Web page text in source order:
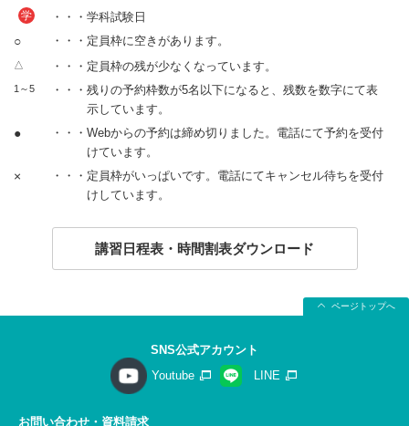
学 ・・・学科試験日
○ ・・・定員枠に空きがあります。
△ ・・・定員枠の残が少なくなっています。
1～5
・・・残りの予約枠数が5名以下になると、残数を数字にて表
示しています。
●
・・・Webからの予約は締め切りました。電話にて予約を受付
けています。
×
・・・定員枠がいっぱいです。電話にてキャンセル待ちを受付
けしています。
講習日程表・時間割表ダウンロード
ページトップへ
SNS公式アカウント
Youtube
LINE
お問い合わせ・資料請求